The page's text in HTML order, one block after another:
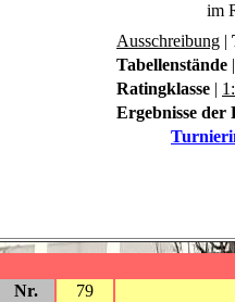
im
Ausschreibung |
Tabellenstände |
Ratingklasse |
Ergebnisse der
Nr.
79